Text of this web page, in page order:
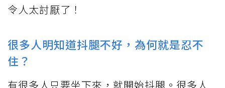
令人太討厭了！
很多人明知道抖腿不好，為何就是忍不
住？
有很多人只要坐下來，就開始抖腿。很多人